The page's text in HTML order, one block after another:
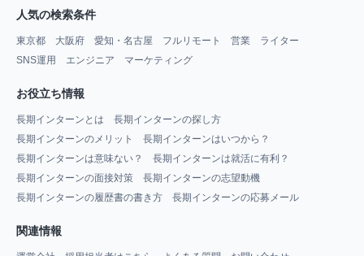
人気の検索条件
東京都 大阪府 愛知・名古屋 フルリモート 営業
ライター
SNS運用
エンジニア マーケティング
お役立ち情報
長期インターンとは
長期インターンの探し方
長期インターンのメリット
長期インターンはいつから？
長期インターンは意味ない？
長期インターンは就活に有利？
長期インターンの面接対策
長期インターンの志望動機
長期インターンの履歴書の書き方
長期インターンの応募メール
関連情報